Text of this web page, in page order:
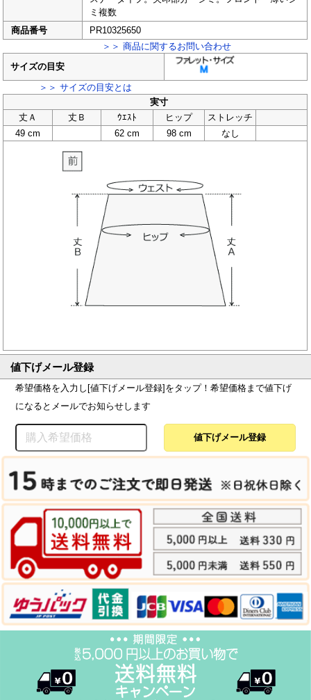
ミ複数
商品番号
PR10325650
＞＞ 商品に関するお問い合わせ
サイズの目安
＞＞ サイズの目安とは
実寸
丈Ａ
丈Ｂ ｳｴｽﾄ ヒップ
ストレッチ
49 cm
62 cm 98 cm なし
値下げメール登録
希望価格を入力し[値下げメール登録]をタップ！希望価格まで値下げ
になるとメールでお知らせします